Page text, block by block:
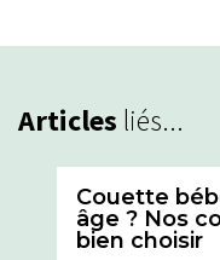
Articles liés...
Couette
âge ? Nos
bien choisir